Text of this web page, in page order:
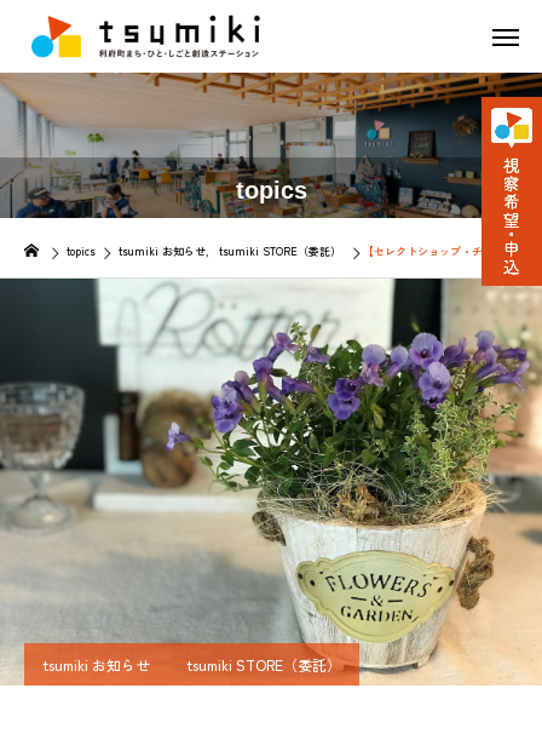
topics
topics tsumiki お知らせ tsumiki STORE（委託） 【セレクトショップ・チャレンジ
tsumiki お知らせ tsumiki STORE（委託）